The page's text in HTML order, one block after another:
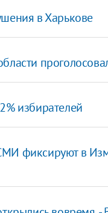
в Харькове
избирателей
фиксируют в